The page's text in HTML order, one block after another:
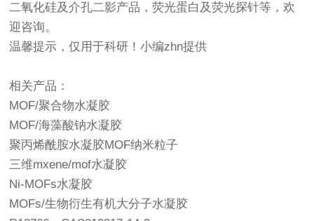
二氧化硅及介孔二影产品，荧光蛋白及荧光探针等，欢
迎咨询。
温馨提示，仅用于科研！小编zhn提供
相关产品：
MOF/聚合物水凝胶
MOF/海藻酸钠水凝胶
聚丙烯酰胺水凝胶MOF纳米粒子
三维mxene/mof水凝胶
Ni-MOFs水凝胶
MOFs/生物衍生有机大分子水凝胶